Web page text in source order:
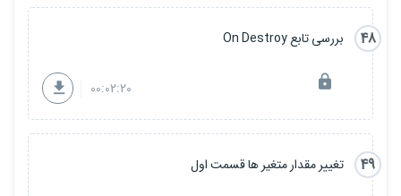
48 بررسی تابع On Destroy
00:02:20
49 تغییر مقدار متغیر ها قسمت اول